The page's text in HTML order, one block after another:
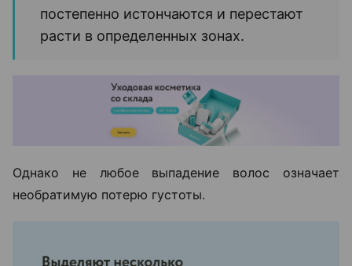
постепенно истончаются и перестают
расти в определенных зонах.
Однако не любое выпадение волос означает
необратимую потерю густоты.